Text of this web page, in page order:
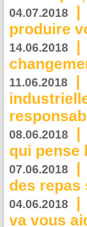
04.07.2018 |
produire
14.06.2018 |
11.06.2018 |
08.06.2018 |
qui pense
07.06.2018 |
des repas
04.06.2018 |
va vous